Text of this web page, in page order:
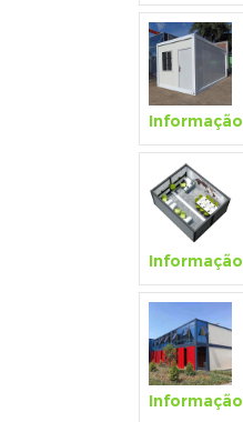
Informação
Informação
Informação